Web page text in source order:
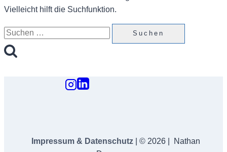
Vielleicht hilft die Suchfunktion.
Suchen
Impressum & Datenschutz| © 2026 | Nathan